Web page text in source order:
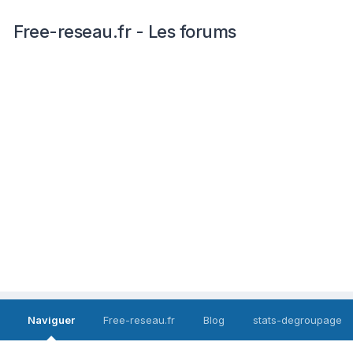
Free-reseau.fr - Les forums
Naviguer Free-reseau.fr Blog stats-degroupage